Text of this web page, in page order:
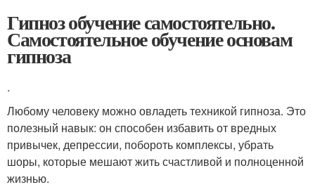
Гипноз обучение самостоятельно.
Самостоятельное обучение основам
гипноза
.
Любому человеку можно овладеть техникой гипноза. Это
полезный навык: он способен избавить от вредных
привычек, депрессии, побороть комплексы, убрать
шоры, которые мешают жить счастливой и полноценной
жизнью.